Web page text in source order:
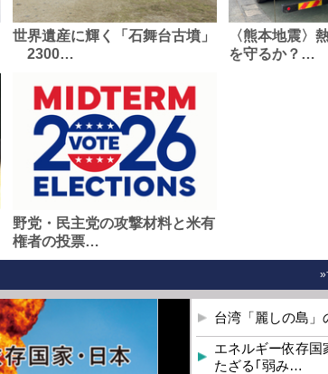
世界遺産に輝く「石舞台古墳」
2300…
〈熊本地震〉
を守るか？…
野党・民主党の攻撃材料と米有
権者の投票…
»
台湾「麗しの島」
エネルギー依存
たざる｢弱み…